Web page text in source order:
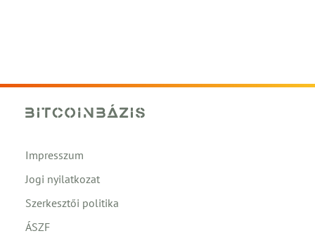
Impresszum
Jogi nyilatkozat
Szerkesztői politika
ÁSZF